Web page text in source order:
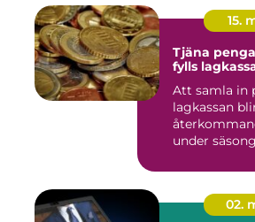
15.
Tjäna
fylls
Att samla in
lagkassan
under
02.